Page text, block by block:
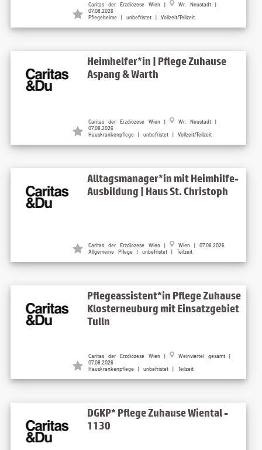
Caritas der Erzdiözese Wien |
Wr. Neustadt |
07.08.2026
Pflegeheime | unbefristet | Vollzeit/Teilzeit
Heimhelfer*in | Pflege Zuhause
Aspang & Warth
Caritas der Erzdiözese Wien |
Wr. Neustadt |
07.08.2026
Hauskrankenpflege | unbefristet | Vollzeit/Teilzeit
Alltagsmanager*in mit Heimhilfe-
Ausbildung | Haus St. Christoph
Caritas der Erzdiözese Wien |
Wien | 07.08.2026
Allgemeine Pflege | unbefristet | Teilzeit
Pflegeassistent*in Pflege Zuhause
Klosterneuburg mit Einsatzgebiet
Tulln
Caritas der Erzdiözese Wien |
Weinviertel gesamt |
07.08.2026
Hauskrankenpflege | unbefristet | Teilzeit
DGKP* Pflege Zuhause Wiental -
1130